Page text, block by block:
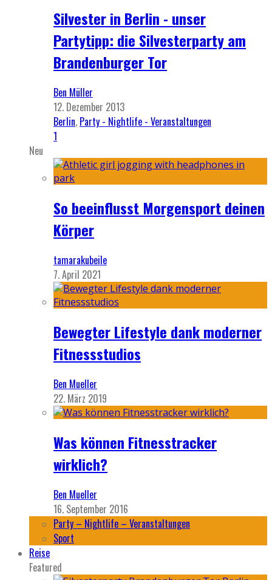
Silvester in Berlin - unser
Partytipp: die Silvesterparty am
Brandenburger Tor
Ben Müller
12. Dezember 2013
Berlin, Party - Nightlife - Veranstaltungen
1
Neu
So beeinflusst Morgensport deinen
Körper
tamarakubeile
7. April 2021
Bewegter Lifestyle dank moderner
Fitnessstudios
Ben Mueller
22. März 2019
Was können Fitnesstracker
wirklich?
Ben Mueller
16. September 2016
Party – Nightlife – Veranstaltungen
Sport
Reise
Featured